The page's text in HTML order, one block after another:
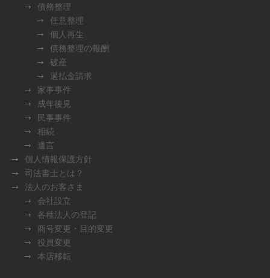
債務整理
任意整理
個人再生
債務整理の報酬
破産
過払金請求
家事事件
成年後見
民事事件
相続
遺言
個人情報保護方針
司法書士とは？
法人のお客さま
会社設立
各種法人の登記
商号変更・目的変更
役員変更
本店移転